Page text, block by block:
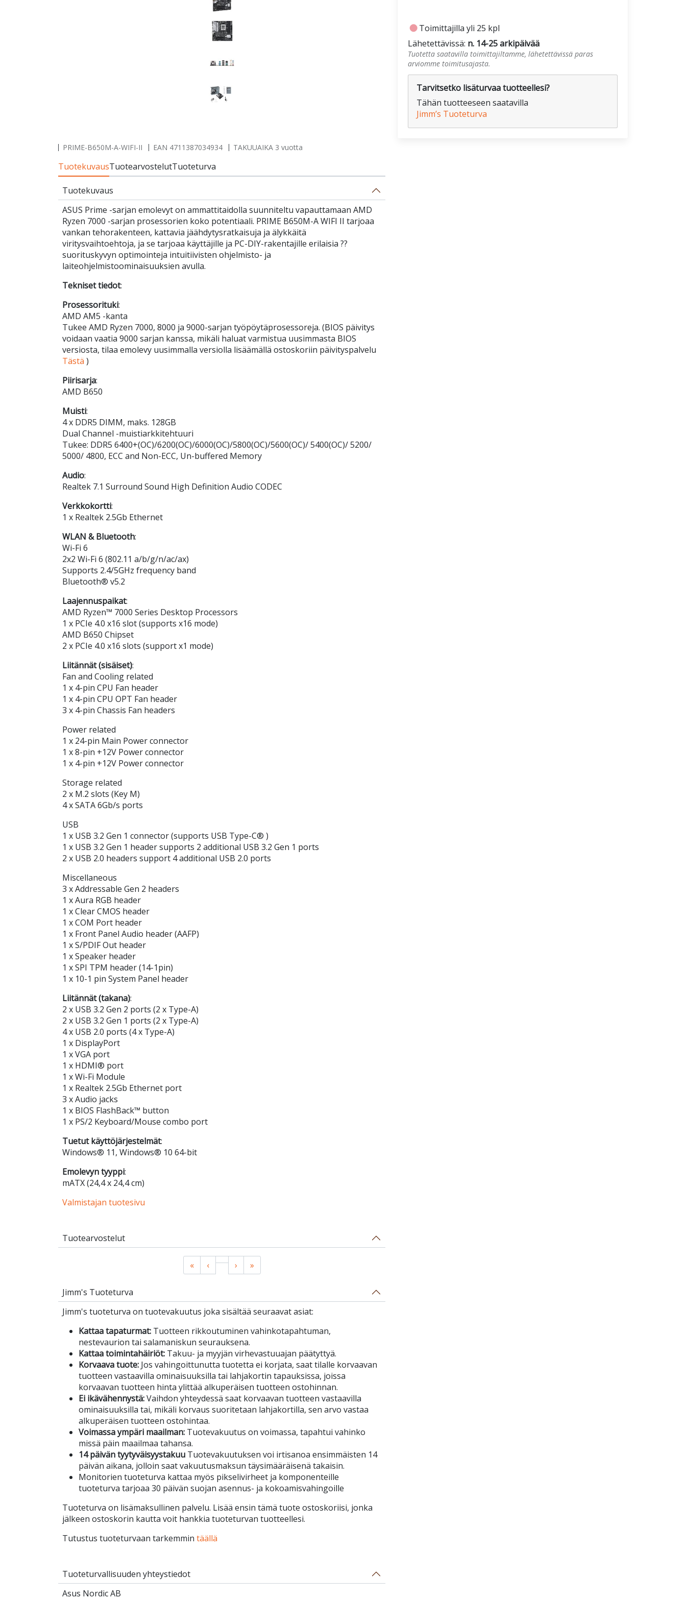
fiber_manual_recordToimittajilla yli 25 kpl
Lähetettävissä: n. 14-25 arkipäivää
Tuotetta saatavilla toimittajiltamme, lähetettävissä paras
arviomme toimitusajasta.
Tarvitsetko lisäturvaa tuotteellesi?
Tähän tuotteeseen saatavilla
Jimm’s Tuoteturva
PRIME-B650M-A-WIFI-II EAN 4711387034934 TAKUUAIKA 3 vuotta
TuotekuvausTuotearvostelutTuoteturva
Tuotekuvaus
ASUS Prime -sarjan emolevyt on ammattitaidolla suunniteltu vapauttamaan AMD
Ryzen 7000 -sarjan prosessorien koko potentiaali. PRIME B650M-A WIFI II tarjoaa
vankan tehorakenteen, kattavia jäähdytysratkaisuja ja älykkäitä
viritysvaihtoehtoja, ja se tarjoaa käyttäjille ja PC-DIY-rakentajille erilaisia ??
suorituskyvyn optimointeja intuitiivisten ohjelmisto- ja
laiteohjelmistoominaisuuksien avulla.
Tekniset tiedot:
Prosessorituki:
AMD AM5 -kanta
Tukee AMD Ryzen 7000, 8000 ja 9000-sarjan työpöytäprosessoreja. (BIOS päivitys
voidaan vaatia 9000 sarjan kanssa, mikäli haluat varmistua uusimmasta BIOS
versiosta, tilaa emolevy uusimmalla versiolla lisäämällä ostoskoriin päivityspalvelu
Tästä )
Piirisarja:
AMD B650
Muisti:
4 x DDR5 DIMM, maks. 128GB
Dual Channel -muistiarkkitehtuuri
Tukee: DDR5 6400+(OC)/6200(OC)/6000(OC)/5800(OC)/5600(OC)/ 5400(OC)/ 5200/
5000/ 4800, ECC and Non-ECC, Un-buffered Memory
Audio:
Realtek 7.1 Surround Sound High Definition Audio CODEC
Verkkokortti:
1 x Realtek 2.5Gb Ethernet
WLAN & Bluetooth:
Wi-Fi 6
2x2 Wi-Fi 6 (802.11 a/b/g/n/ac/ax)
Supports 2.4/5GHz frequency band
Bluetooth® v5.2
Laajennuspaikat:
AMD Ryzen™ 7000 Series Desktop Processors
1 x PCIe 4.0 x16 slot (supports x16 mode)
AMD B650 Chipset
2 x PCIe 4.0 x16 slots (support x1 mode)
Liitännät (sisäiset):
Fan and Cooling related
1 x 4-pin CPU Fan header
1 x 4-pin CPU OPT Fan header
3 x 4-pin Chassis Fan headers
Power related
1 x 24-pin Main Power connector
1 x 8-pin +12V Power connector
1 x 4-pin +12V Power connector
Storage related
2 x M.2 slots (Key M)
4 x SATA 6Gb/s ports
USB
1 x USB 3.2 Gen 1 connector (supports USB Type-C® )
1 x USB 3.2 Gen 1 header supports 2 additional USB 3.2 Gen 1 ports
2 x USB 2.0 headers support 4 additional USB 2.0 ports
Miscellaneous
3 x Addressable Gen 2 headers
1 x Aura RGB header
1 x Clear CMOS header
1 x COM Port header
1 x Front Panel Audio header (AAFP)
1 x S/PDIF Out header
1 x Speaker header
1 x SPI TPM header (14-1pin)
1 x 10-1 pin System Panel header
Liitännät (takana):
2 x USB 3.2 Gen 2 ports (2 x Type-A)
2 x USB 3.2 Gen 1 ports (2 x Type-A)
4 x USB 2.0 ports (4 x Type-A)
1 x DisplayPort
1 x VGA port
1 x HDMI® port
1 x Wi-Fi Module
1 x Realtek 2.5Gb Ethernet port
3 x Audio jacks
1 x BIOS FlashBack™ button
1 x PS/2 Keyboard/Mouse combo port
Tuetut käyttöjärjestelmät:
Windows® 11, Windows® 10 64-bit
Emolevyn tyyppi:
mATX (24,4 x 24,4 cm)
Valmistajan tuotesivu
Tuotearvostelut
« ‹ › »
Jimm's Tuoteturva
Jimm's tuoteturva on tuotevakuutus joka sisältää seuraavat asiat:
Kattaa tapaturmat: Tuotteen rikkoutuminen vahinkotapahtuman,
nestevaurion tai salamaniskun seurauksena.
Kattaa toimintahäiriöt: Takuu- ja myyjän virhevastuuajan päätyttyä.
Korvaava tuote: Jos vahingoittunutta tuotetta ei korjata, saat tilalle korvaavan
tuotteen vastaavilla ominaisuuksilla tai lahjakortin tapauksissa, joissa
korvaavan tuotteen hinta ylittää alkuperäisen tuotteen ostohinnan.
Ei ikävähennystä:Vaihdon yhteydessä saat korvaavan tuotteen vastaavilla
ominaisuuksilla tai, mikäli korvaus suoritetaan lahjakortilla, sen arvo vastaa
alkuperäisen tuotteen ostohintaa.
Voimassa ympäri maailman: Tuotevakuutus on voimassa, tapahtui vahinko
missä päin maailmaa tahansa.
14 päivän tyytyväisyystakuu Tuotevakuutuksen voi irtisanoa ensimmäisten 14
päivän aikana, jolloin saat vakuutusmaksun täysimääräisenä takaisin.
Monitorien tuoteturva kattaa myös pikselivirheet ja komponenteille
tuoteturva tarjoaa 30 päivän suojan asennus- ja kokoamisvahingoille
Tuoteturva on lisämaksullinen palvelu. Lisää ensin tämä tuote ostoskoriisi, jonka
jälkeen ostoskorin kautta voit hankkia tuoteturvan tuotteellesi.
Tutustus tuoteturvaan tarkemmin täällä
Tuoteturvallisuuden yhteystiedot
Asus Nordic AB